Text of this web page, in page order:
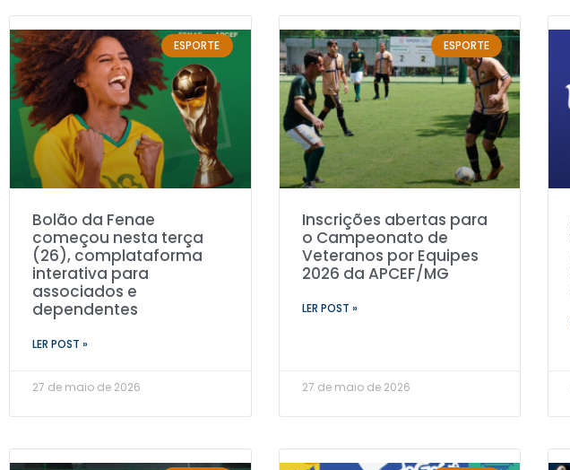
ESPORTE
Bolão da Fenae
começou nesta terça
(26), complataforma
interativa para
associados e
dependentes
LER POST »
27 de maio de 2026
ESPORTE
Inscrições abertas para
o Campeonato de
Veteranos por Equipes
2026 da APCEF/MG
LER POST »
27 de maio de 2026